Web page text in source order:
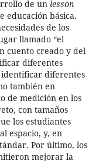
de un lesson
educación básica.
de los
llamado “el
cuento creado y del
diferentes
diferentes
también en
de medición en los
con tamaños
los estudiantes
espacio, y, en
Por último, los
mejorar la